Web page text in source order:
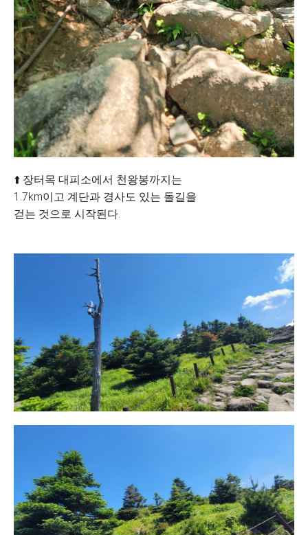
⬆️ 장터목 대피소에서 천왕봉까지는
1.7km이고 계단과 경사도 있는 돌길을
걷는 것으로 시작된다.